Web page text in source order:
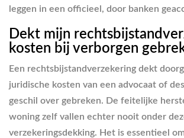
leggen in een officieel, door banken
Dekt mijn
kosten bij verborgen
Een rechtsbijstandverzekering dekt
juridische kosten van een advocaat of
geschil over gebreken. De feitelijke
woning zelf vallen echter nooit onder
verzekeringsdekking. Het is essentieel